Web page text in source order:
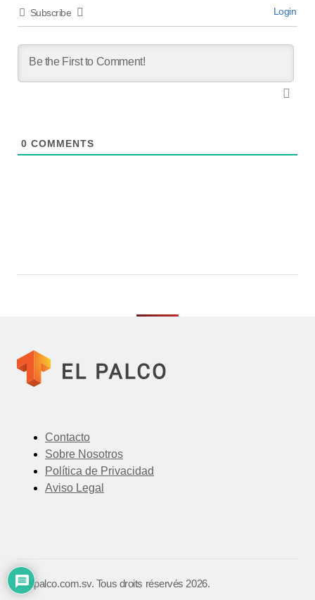
Subscribe Login
0 COMMENTS
Contacto
Sobre Nosotros
Política de Privacidad
Aviso Legal
©️ elpalco.com.sv. Tous droits réservés 2026.